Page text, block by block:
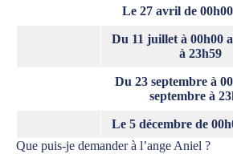
Le 27 avril de
Du 11 juillet à 00h00
à 23h59
Du 23 septembre à
septembre à
Le 5 décembre de
Que puis-je demander à l’ange Aniel ?